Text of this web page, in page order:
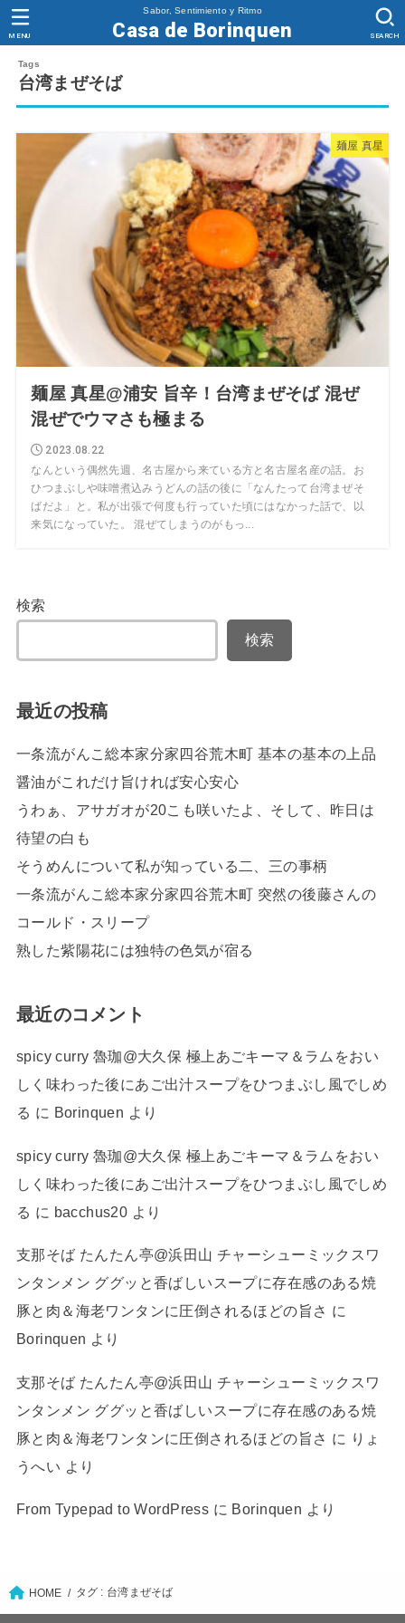
Sabor, Sentimiento y Ritmo
Casa de Borinquen SEARCH
MENU
台湾まぜそば
麺屋 真星
麺屋 真星@浦安 旨辛！台湾まぜそば 混ぜ
混ぜでウマさも極まる
2023.08.22
なんという偶然先週、名古屋から来ている方と名古屋名産の話。お
ひつまぶしや味噌煮込みうどんの話の後に「なんたって台湾まぜそ
ばだよ」と。私が出張で何度も行っていた頃にはなかった話で、以
来気になっていた。 混ぜてしまうのがもっ...
検索
検索
最近の投稿
一条流がんこ総本家分家四谷荒木町 基本の基本の上品
醤油がこれだけ旨ければ安心安心
うわぁ、アサガオが20こも咲いたよ、そして、昨日は
待望の白も
そうめんについて私が知っている二、三の事柄
一条流がんこ総本家分家四谷荒木町 突然の後藤さんの
コールド・スリープ
熟した紫陽花には独特の色気が宿る
最近のコメント
spicy curry 魯珈@大久保 極上あごキーマ＆ラムをおい
しく味わった後にあご出汁スープをひつまぶし風でしめ
る に Borinquen より
spicy curry 魯珈@大久保 極上あごキーマ＆ラムをおい
しく味わった後にあご出汁スープをひつまぶし風でしめ
る に bacchus20 より
支那そば たんたん亭@浜田山 チャーシューミックスワ
ンタンメン ググッと香ばしいスープに存在感のある焼
豚と肉＆海老ワンタンに圧倒されるほどの旨さ に
Borinquen より
支那そば たんたん亭@浜田山 チャーシューミックスワ
ンタンメン ググッと香ばしいスープに存在感のある焼
豚と肉＆海老ワンタンに圧倒されるほどの旨さ に りょ
うへい より
From Typepad to WordPress に Borinquen より
HOME タグ : 台湾まぜそば